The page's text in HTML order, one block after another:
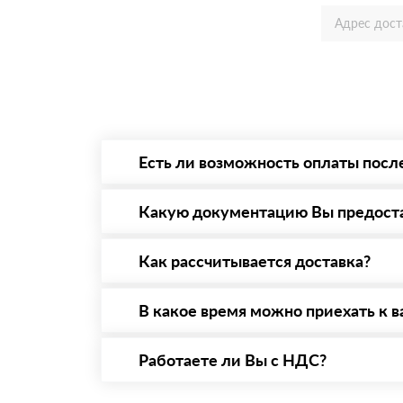
Есть ли возможность оплаты
то Вы вправе от него отказаться.
Какую документацию Вы
Как рассчитывается доставка?
стоимости и сроков доставки, которые
В какое время можно приехать к
Работаете ли Вы с НДС?